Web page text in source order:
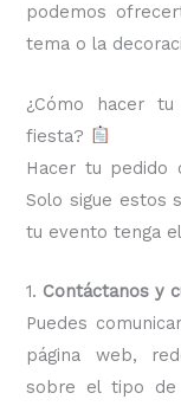
podemos
tema o la
¿Cómo hacer
fiesta?
Hacer tu pedido
Solo sigue estos
tu evento tenga
1. Contáctanos y
Puedes
página web,
sobre el tipo de